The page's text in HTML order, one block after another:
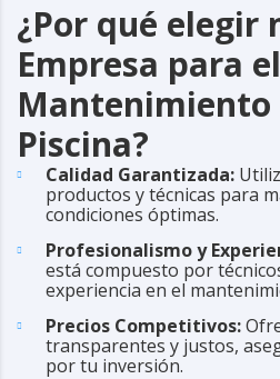
¿Por qué elegir
Empresa para el
Mantenimiento
Piscina?
Calidad Garantizada:
productos y técnicas para
condiciones óptimas.
Profesionalismo y
está compuesto por
experiencia en el
Precios Competitivos:
transparentes y justos,
por tu inversión.